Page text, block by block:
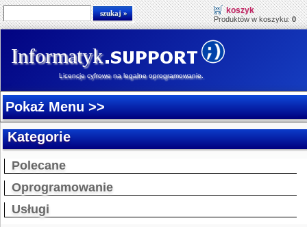
koszyk
Produktów w koszyku:0
Informatyk
Licencje cyfrowe na legalne oprogramowanie.
Pokaż Menu >>
Kategorie
Polecane
Oprogramowanie
Usługi